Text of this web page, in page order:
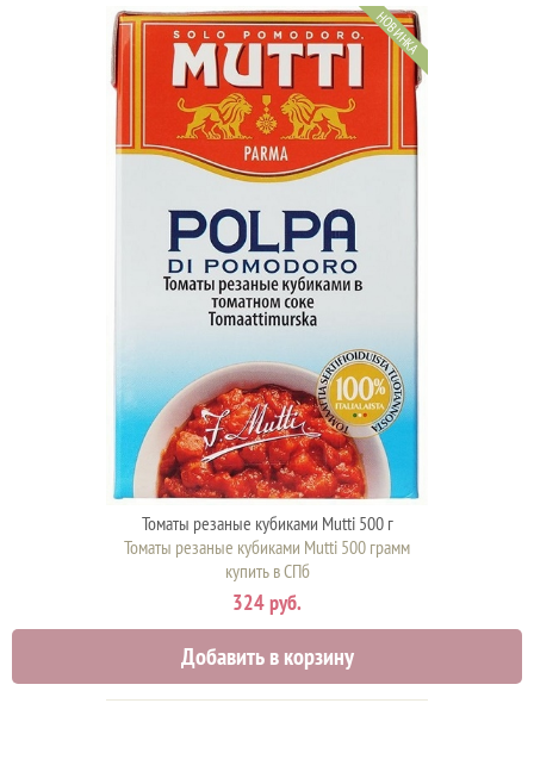
НОВИНКА
Томаты резаные кубиками Mutti 500 г
Томаты резаные кубиками Mutti 500 грамм
купить в СПб
324 руб.
Добавить в корзину